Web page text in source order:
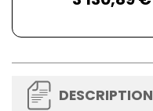
DESCRIPTION